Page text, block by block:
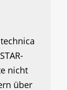
nicht
über